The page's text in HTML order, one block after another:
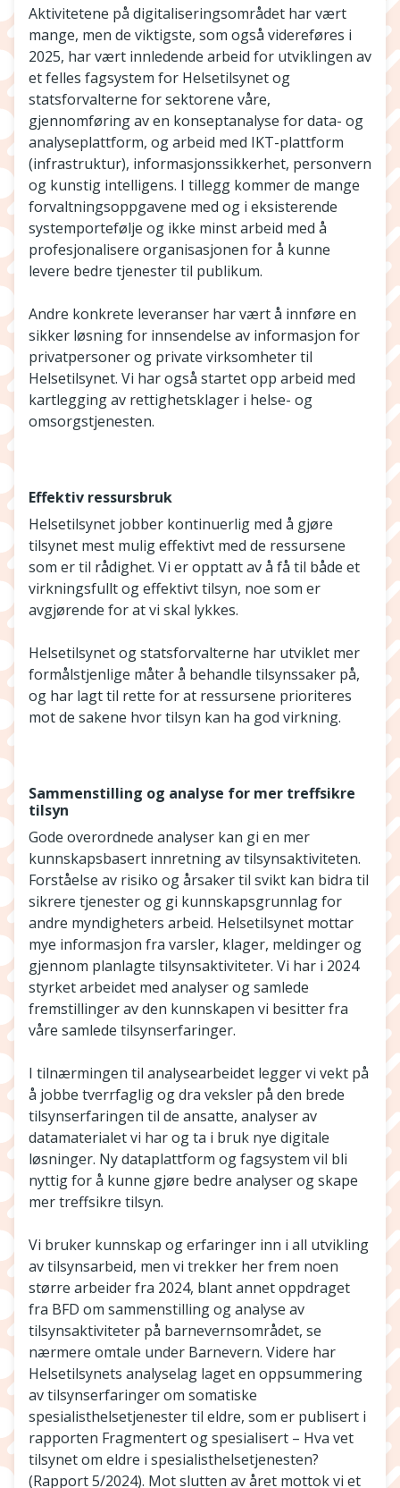
Aktivitetene på digitaliseringsområdet har vært
mange, men de viktigste, som også videreføres i
2025, har vært innledende arbeid for utviklingen av
et felles fagsystem for Helsetilsynet og
statsforvalterne for sektorene våre,
gjennomføring av en konseptanalyse for data- og
analyseplattform, og arbeid med IKT-plattform
(infrastruktur), informasjonssikkerhet, personvern
og kunstig intelligens. I tillegg kommer de mange
forvaltningsoppgavene med og i eksisterende
systemportefølje og ikke minst arbeid med å
profesjonalisere organisasjonen for å kunne
levere bedre tjenester til publikum.
Andre konkrete leveranser har vært å innføre en
sikker løsning for innsendelse av informasjon for
privatpersoner og private virksomheter til
Helsetilsynet. Vi har også startet opp arbeid med
kartlegging av rettighetsklager i helse- og
omsorgstjenesten.
Effektiv ressursbruk
Helsetilsynet jobber kontinuerlig med å gjøre
tilsynet mest mulig effektivt med de ressursene
som er til rådighet. Vi er opptatt av å få til både et
virkningsfullt og effektivt tilsyn, noe som er
avgjørende for at vi skal lykkes.
Helsetilsynet og statsforvalterne har utviklet mer
formålstjenlige måter å behandle tilsynssaker på,
og har lagt til rette for at ressursene prioriteres
mot de sakene hvor tilsyn kan ha god virkning.
Sammenstilling og analyse for mer treffsikre
tilsyn
Gode overordnede analyser kan gi en mer
kunnskapsbasert innretning av tilsynsaktiviteten.
Forståelse av risiko og årsaker til svikt kan bidra til
sikrere tjenester og gi kunnskapsgrunnlag for
andre myndigheters arbeid. Helsetilsynet mottar
mye informasjon fra varsler, klager, meldinger og
gjennom planlagte tilsynsaktiviteter. Vi har i 2024
styrket arbeidet med analyser og samlede
fremstillinger av den kunnskapen vi besitter fra
våre samlede tilsynserfaringer.
I tilnærmingen til analysearbeidet legger vi vekt på
å jobbe tverrfaglig og dra veksler på den brede
tilsynserfaringen til de ansatte, analyser av
datamaterialet vi har og ta i bruk nye digitale
løsninger. Ny dataplattform og fagsystem vil bli
nyttig for å kunne gjøre bedre analyser og skape
mer treffsikre tilsyn.
Vi bruker kunnskap og erfaringer inn i all utvikling
av tilsynsarbeid, men vi trekker her frem noen
større arbeider fra 2024, blant annet oppdraget
fra BFD om sammenstilling og analyse av
tilsynsaktiviteter på barnevernsområdet, se
nærmere omtale under Barnevern. Videre har
Helsetilsynets analyselag laget en oppsummering
av tilsynserfaringer om somatiske
spesialisthelsetjenester til eldre, som er publisert i
rapporten Fragmentert og spesialisert – Hva vet
tilsynet om eldre i spesialisthelsetjenesten?
(Rapport 5/2024). Mot slutten av året mottok vi et